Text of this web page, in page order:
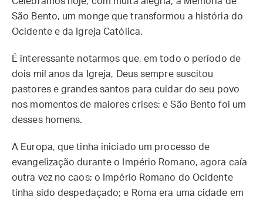
São Bento, um monge que transformou a história do
Ocidente e da Igreja Católica.
É interessante notarmos que, em todo o período de
dois mil anos da Igreja, Deus sempre suscitou
pastores e grandes santos para cuidar do seu povo
nos momentos de maiores crises; e São Bento foi um
desses homens.
A Europa, que tinha iniciado um processo de
evangelização durante o Império Romano, agora caía
outra vez no caos; o Império Romano do Ocidente
tinha sido despedaçado; e Roma era uma cidade em